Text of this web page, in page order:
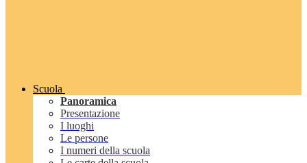
Scuola
Panoramica
Presentazione
I luoghi
Le persone
I numeri della scuola